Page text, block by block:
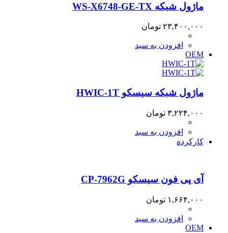
ماژول شبکه WS-X6748-GE-TX
۲۳,۴۰۰,۰۰۰ تومان
افزودن به سبد
OEM
ماژول شبکه سیسکو HWIC-1T
۳,۲۲۴,۰۰۰ تومان
افزودن به سبد
کارکرده
آی پی فون سیسکو CP-7962G
۱,۶۶۴,۰۰۰ تومان
افزودن به سبد
OEM